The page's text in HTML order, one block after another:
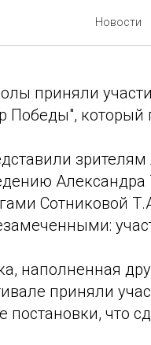
Новости
приняли
Победы",
Александра
Сотниковой
наполненная
приняли
постановки, что